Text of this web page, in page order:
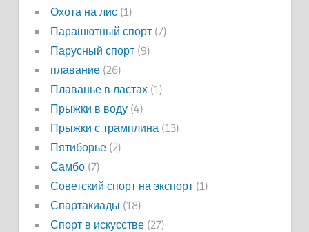
Охота на лис(1)
Парашютный спорт(7)
Парусный спорт(9)
плавание(26)
Плаванье в ластах(1)
Прыжки в воду(4)
Прыжки с трамплина (13)
Пятиборье(2)
Самбо(7)
Советский спорт на экспорт(1)
Спартакиады (18)
Спорт в искусстве(27)